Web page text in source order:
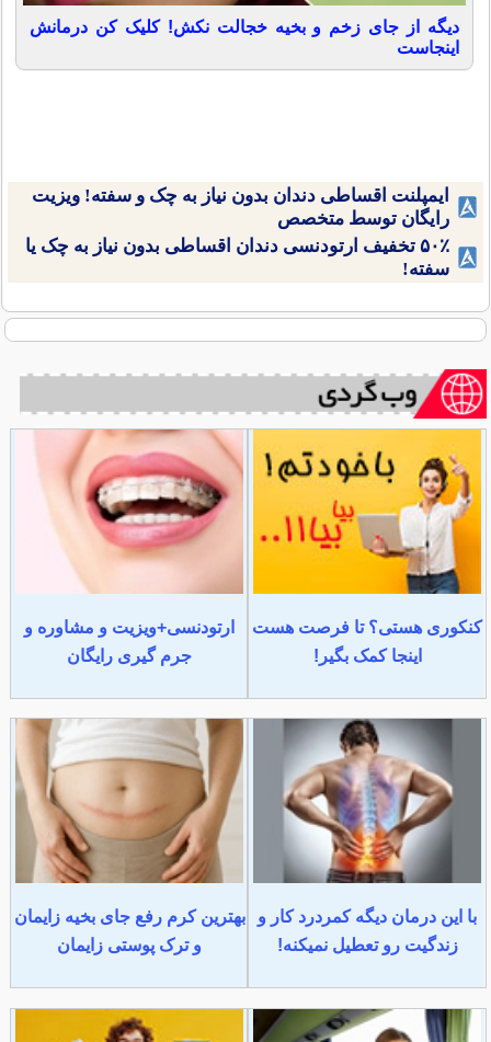
دیگه از جای زخم و بخیه خجالت نکش! کلیک کن درمانش
اینجاست
ایمپلنت اقساطی دندان بدون نیاز به چک و سفته! ویزیت
رایگان توسط متخصص
۵۰٪ تخفیف ارتودنسی دندان اقساطی بدون نیاز به چک یا
سفته!
کنکوری هستی؟ تا فرصت هست
اینجا کمک بگیر!
ارتودنسی+ویزیت و مشاوره و
جرم گیری رایگان
با این درمان دیگه کمردرد کار و
زندگیت رو تعطیل نمیکنه!
بهترین کرم رفع جای بخیه زایمان
و ترک پوستی زایمان